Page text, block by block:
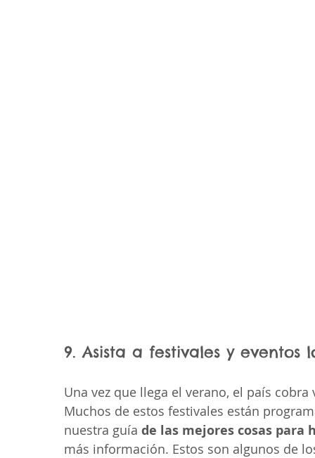
9. Asista a festivales y eventos
Una vez que llega el verano, el país
Muchos de estos festivales están
nuestra guía de las mejores cosas para
más información. Estos son algunos de